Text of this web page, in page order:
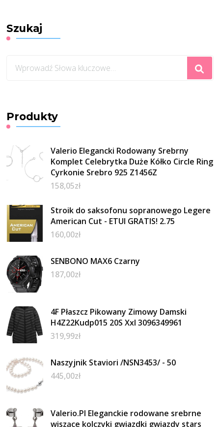
Szukaj
czegoś?
Produkty
Valerio Elegancki Rodowany Srebrny
Komplet Celebrytka Duże Kółko Circle Ring
Cyrkonie Srebro 925 Z1456Z
158,05zł
Stroik do saksofonu sopranowego Legere
American Cut - ETUI GRATIS! 2.75
160,00zł
SENBONO MAX6 Czarny
187,00zł
4F Płaszcz Pikowany Zimowy Damski
H4Z22Kudp015 20S Xxl 3096349961
319,99zł
Naszyjnik Staviori /NSN3453/ - 50
445,00zł
Valerio.Pl Eleganckie rodowane srebrne
wiszące kolczyki gwiazdki gwiazdy stars